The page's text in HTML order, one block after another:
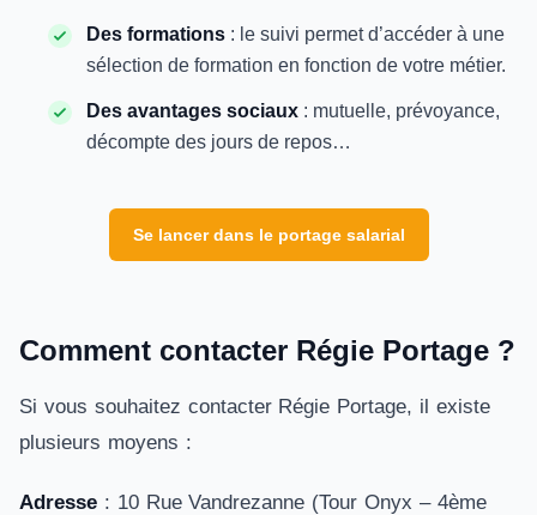
Des formations : le suivi permet d’accéder à une
sélection de formation en fonction de votre métier.
Des avantages sociaux : mutuelle, prévoyance,
décompte des jours de repos…
Se lancer dans le portage salarial
Comment contacter Régie Portage ?
Si vous souhaitez contacter Régie Portage, il existe
plusieurs moyens :
Adresse : 10 Rue Vandrezanne (Tour Onyx – 4ème